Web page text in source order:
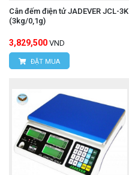
Cân đếm điện tử JADEVER JCL-3K
(3kg/0,1g)
3,829,500 VND
ĐẶT MUA